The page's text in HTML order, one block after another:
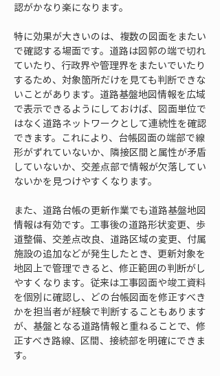
認がかなり楽になります。
特に効果が大きいのは、複数の図面をまたい
で確認する場面です。道路は図郭の端で切れ
ていたり、行政界や管理界をまたいでいたり
するため、対象箇所だけを見ても判断できな
いことがあります。道路基盤地図情報を広域
で表示できるようにしておけば、図面単位で
はなく道路ネットワークとして連続性を確認
できます。これにより、台帳図面の端部で線
形がずれていないか、隣接区間と属性が矛盾
していないか、交差点部で情報が欠落してい
ないかを見つけやすくなります。
また、道路台帳の更新作業でも道路基盤地図
情報は有効です。工事後の道路形状変更、歩
道整備、交差点改良、道路区域の変更、付属
施設の追加などが発生したとき、更新対象を
地図上で管理できると、修正範囲の判断がし
やすくなります。従来は工事図面や竣工資料
を個別に確認し、どの台帳図面を修正すべき
かを担当者が経験で判断することもあります
が、基盤となる道路情報と重ねることで、修
正すべき路線、区間、接続部を明確にできま
す。